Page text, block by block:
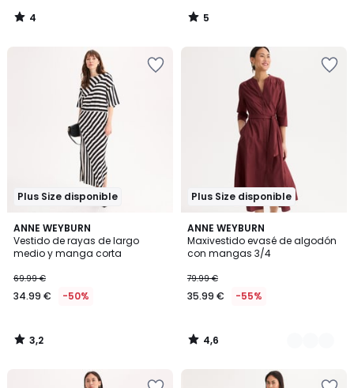
4
/
5
/
Plus Size disponible
ANNE WEYBURN
Vestido de rayas de largo
medio y manga corta
69.99 €
34.99 € -50%
3,2
/ 5
3,2
/
Plus Size disponible
ANNE WEYBURN
Maxivestido evasé de algodón
con mangas 3/4
79.99 €
35.99 € -55%
4,6
/ 5
2
Colores
4,6
/